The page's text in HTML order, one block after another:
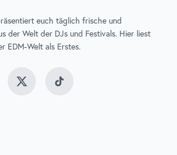
euch täglich frische und
der Welt der DJs und Festivals. Hier liest
EDM-Welt als Erstes.
Twitter TikTok